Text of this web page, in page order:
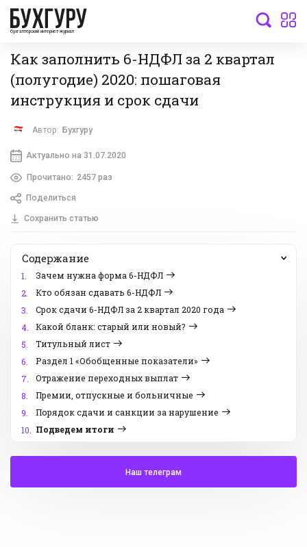
бухгалтерский интернет-журнал
Как заполнить 6-НДФЛ за 2 квартал
(полугодие) 2020: пошаговая
инструкция и срок сдачи
Автор: Бухгуру
Актуально на 31.07.2020
Прочитано: 2457 раз
Поделиться
Сохранить статью
Содержание
1.
Зачем нужна форма 6-НДФЛ
2.
Кто обязан сдавать 6-НДФЛ
3.
Срок сдачи 6-НДФЛ за 2 квартал 2020 года
4.
Какой бланк: старый или новый?
5.
Титульный лист
6.
Раздел 1 «Обобщенные показатели»
7.
Отражение переходных выплат
8.
Премии, отпускные и больничные
9.
Порядок сдачи и санкции за нарушение
10. Подведем итоги
Наш телеграм